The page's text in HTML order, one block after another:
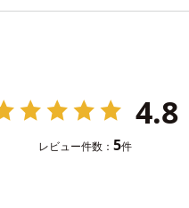
4.8
レビュー件数： 5件